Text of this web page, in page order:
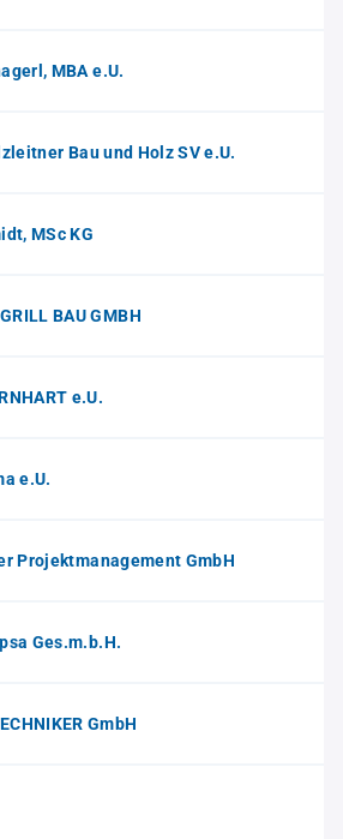
MBA e.U.
Bau und Holz SV e.U.
MSc KG
BAU GMBH
e.U.
e.U.
Projektmanagement GmbH
Ges.m.b.H.
GmbH